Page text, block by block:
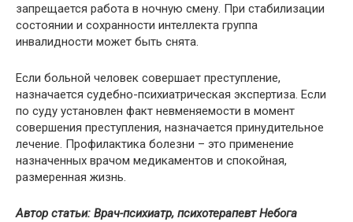
запрещается работа в ночную смену. При стабилизации
состоянии и сохранности интеллекта группа
инвалидности может быть снята.
Если больной человек совершает преступление,
назначается судебно-психиатрическая экспертиза. Если
по суду установлен факт невменяемости в момент
совершения преступления, назначается принудительное
лечение. Профилактика болезни – это применение
назначенных врачом медикаментов и спокойная,
размеренная жизнь.
Автор статьи: Врач-психиатр, психотерапевт Небога